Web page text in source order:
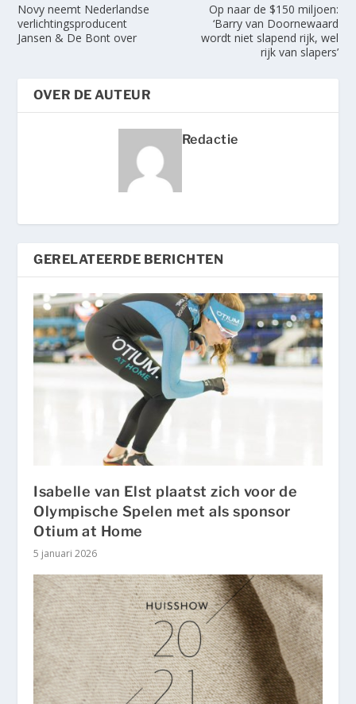
Novy neemt Nederlandse
verlichtingsproducent
Jansen & De Bont over
Op naar de $150 miljoen:
‘Barry van Doornewaard
wordt niet slapend rijk, wel
rijk van slapers’
OVER DE AUTEUR
Redactie
GERELATEERDE BERICHTEN
Isabelle van Elst plaatst zich voor de
Olympische Spelen met als sponsor
Otium at Home
5 januari 2026